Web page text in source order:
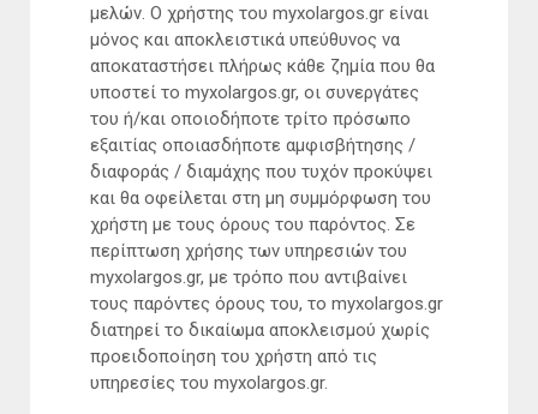
μελών. Ο χρήστης του myxolargos.gr είναι
μόνος και αποκλειστικά υπεύθυνος να
αποκαταστήσει πλήρως κάθε ζημία που θα
υποστεί το myxolargos.gr, οι συνεργάτες
του ή/και οποιοδήποτε τρίτο πρόσωπο
εξαιτίας οποιασδήποτε αμφισβήτησης /
διαφοράς / διαμάχης που τυχόν προκύψει
και θα οφείλεται στη μη συμμόρφωση του
χρήστη με τους όρους του παρόντος. Σε
περίπτωση χρήσης των υπηρεσιών του
myxolargos.gr, με τρόπο που αντιβαίνει
τους παρόντες όρους του, το myxolargos.gr
διατηρεί το δικαίωμα αποκλεισμού χωρίς
προειδοποίηση του χρήστη από τις
υπηρεσίες του myxolargos.gr.